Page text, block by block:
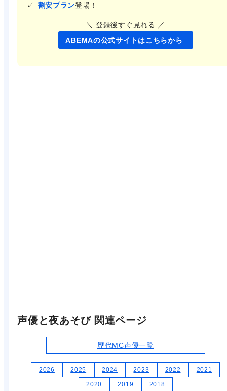
割安プラン登場！
＼ 登録後すぐ見れる ／
ABEMAの公式サイトはこちらから
声優と夜あそび 関連ページ
歴代MC声優一覧
2026 2025 2024 2023 2022 2021
2020 2019 2018